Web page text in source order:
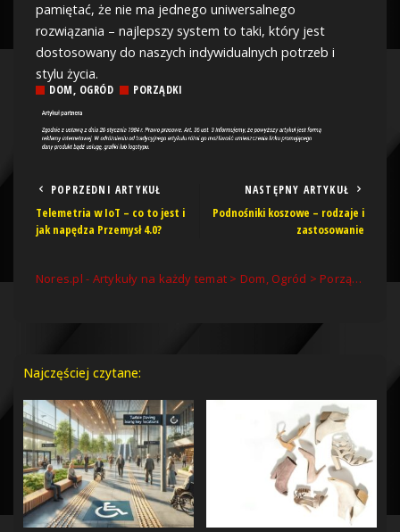
pamiętać, że nie ma jednego uniwersalnego
rozwiązania – najlepszy system to taki, który jest
dostosowany do naszych indywidualnych potrzeb i
stylu życia.
DOM, OGRÓD PORZĄDKI
POPRZEDNI ARTYKUŁ
Telemetria w IoT – co to jest i
jak napędza Przemysł 4.0?
NASTĘPNY ARTYKUŁ
Podnośniki koszowe – rodzaje i
zastosowanie
Nores.pl - Artykuły na każdy temat > Dom, Ogród > Porządki
Najczęściej czytane: